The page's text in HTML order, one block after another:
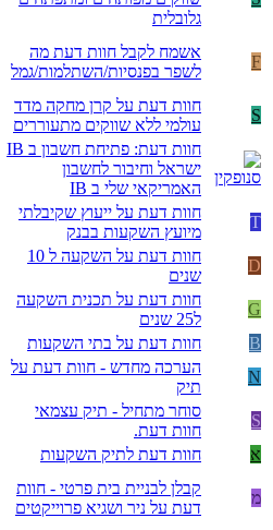
גלובלית
F
אשמח לקבל חוות דעת מה
לשפר בפנסיות/השתלמות/גמל
S
חוות דעת על קרן מחקה מדד
עולמי ללא שווקים מתעוררים
חוות דעת: פתיחת חשבון ב IB
ישראל וחיבור לחשבון
האמריקאי שלי ב IB
T
חוות דעת על ייעוץ שקיבלתי
מיועץ השקעות בבנק
D
חוות דעת על השקעה ל 10
שנים
G
חוות דעת על תכנית השקעה
ל25 שנים
B
חוות דעת על בתי השקעות
N
הערכה מחדש - חוות דעת על
תיק
S
סוחר מתחיל - תיק עצמאי
חוות דעת.
א
חוות דעת לתיק השקעות
מ
קבלן לבניית בית פרטי - חוות
דעת על ניר ושגיא פרוייקטים